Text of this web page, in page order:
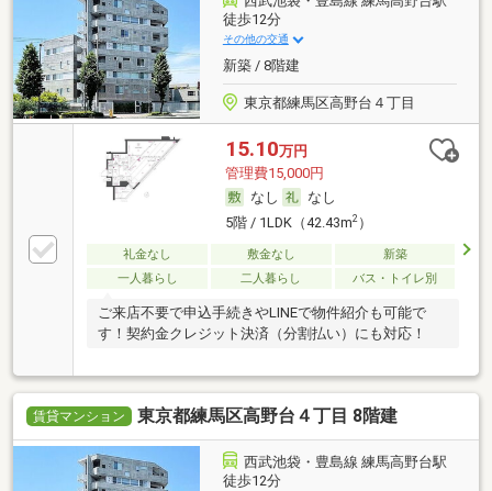
徒歩12分
その他の交通
新築 / 8階建
東京都練馬区高野台４丁目
15.10万円
管理費15,000円
なし
なし
5階 / 1LDK（42.43m2）
礼金なし 敷金なし
新築
一人暮らし
二人暮らし バス・トイレ別
ご来店不要で申込手続きやLINEで物件紹介も可能で
す！契約金クレジット決済（分割払い）にも対応！
賃貸マンション 東京都練馬区高野台４丁目 8階建
西武池袋・豊島線 練馬高野台駅
徒歩12分